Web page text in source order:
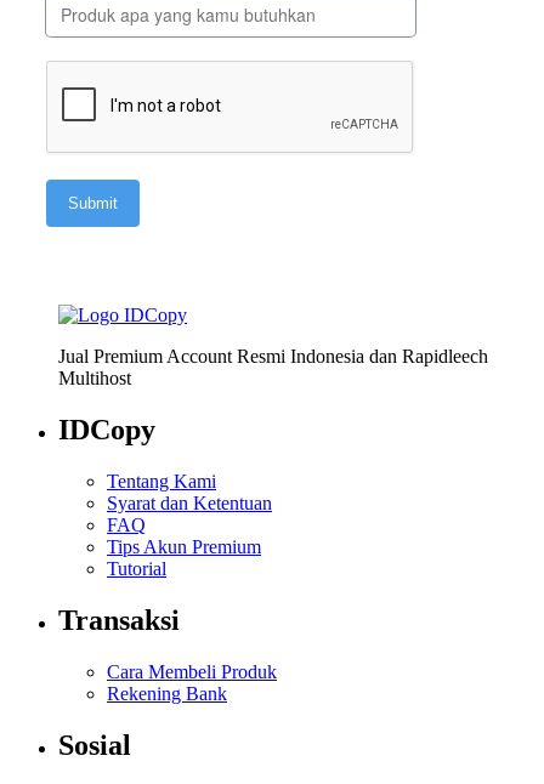
Jual Premium Account Resmi Indonesia dan Rapidleech
Multihost
IDCopy
Tentang Kami
Syarat dan Ketentuan
FAQ
Tips Akun Premium
Tutorial
Transaksi
Cara Membeli Produk
Rekening Bank
Sosial